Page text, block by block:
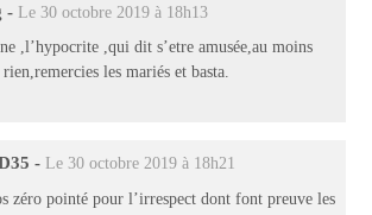
- Le 30 octobre 2019 à 18h13
,l’hypocrite ,qui dit s’etre amusée,au moins
rien,remercies les mariés et basta.
- Le 30 octobre 2019 à 18h21
zéro pointé pour l’irrespect dont font preuve les